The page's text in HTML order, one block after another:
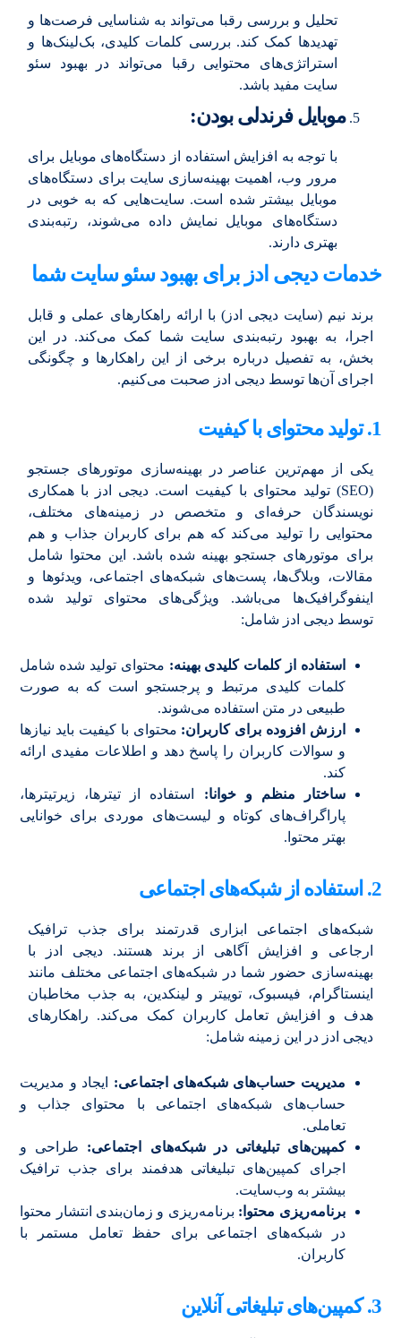
تحلیل و بررسی رقبا می‌تواند به شناسایی فرصت‌ها و
تهدیدها کمک کند. بررسی کلمات کلیدی، بک‌لینک‌ها و
استراتژی‌های محتوایی رقبا می‌تواند در بهبود سئو
سایت مفید باشد.
موبایل فرندلی بودن:
با توجه به افزایش استفاده از دستگاه‌های موبایل برای
مرور وب، اهمیت بهینه‌سازی سایت برای دستگاه‌های
موبایل بیشتر شده است. سایت‌هایی که به خوبی در
دستگاه‌های موبایل نمایش داده می‌شوند، رتبه‌بندی
بهتری دارند.
خدمات دیجی ادز برای بهبود سئو سایت شما
برند نیم (سایت دیجی ادز) با ارائه راهکارهای عملی و قابل
اجرا، به بهبود رتبه‌بندی سایت شما کمک می‌کند. در این
بخش، به تفصیل درباره برخی از این راهکارها و چگونگی
اجرای آن‌ها توسط دیجی ادز صحبت می‌کنیم.
1. تولید محتوای با کیفیت
یکی از مهم‌ترین عناصر در بهینه‌سازی موتورهای جستجو
(SEO) تولید محتوای با کیفیت است. دیجی ادز با همکاری
نویسندگان حرفه‌ای و متخصص در زمینه‌های مختلف،
محتوایی را تولید می‌کند که هم برای کاربران جذاب و هم
برای موتورهای جستجو بهینه شده باشد. این محتوا شامل
مقالات، وبلاگ‌ها، پست‌های شبکه‌های اجتماعی، ویدئوها و
اینفوگرافیک‌ها می‌باشد. ویژگی‌های محتوای تولید شده
توسط دیجی ادز شامل:
استفاده از کلمات کلیدی بهینه: محتوای تولید شده شامل
کلمات کلیدی مرتبط و پرجستجو است که به صورت
طبیعی در متن استفاده می‌شوند.
ارزش افزوده برای کاربران: محتوای با کیفیت باید نیازها
و سوالات کاربران را پاسخ دهد و اطلاعات مفیدی ارائه
کند.
ساختار منظم و خوانا: استفاده از تیترها، زیرتیترها،
پاراگراف‌های کوتاه و لیست‌های موردی برای خوانایی
بهتر محتوا.
2. استفاده از شبکه‌های اجتماعی
شبکه‌های اجتماعی ابزاری قدرتمند برای جذب ترافیک
ارجاعی و افزایش آگاهی از برند هستند. دیجی ادز با
بهینه‌سازی حضور شما در شبکه‌های اجتماعی مختلف مانند
اینستاگرام، فیسبوک، توییتر و لینکدین، به جذب مخاطبان
هدف و افزایش تعامل کاربران کمک می‌کند. راهکارهای
دیجی ادز در این زمینه شامل:
مدیریت حساب‌های شبکه‌های اجتماعی: ایجاد و مدیریت
حساب‌های شبکه‌های اجتماعی با محتوای جذاب و
تعاملی.
کمپین‌های تبلیغاتی در شبکه‌های اجتماعی: طراحی و
اجرای کمپین‌های تبلیغاتی هدفمند برای جذب ترافیک
بیشتر به وب‌سایت.
برنامه‌ریزی محتوا: برنامه‌ریزی و زمان‌بندی انتشار محتوا
در شبکه‌های اجتماعی برای حفظ تعامل مستمر با
کاربران.
3. کمپین‌های تبلیغاتی آنلاین